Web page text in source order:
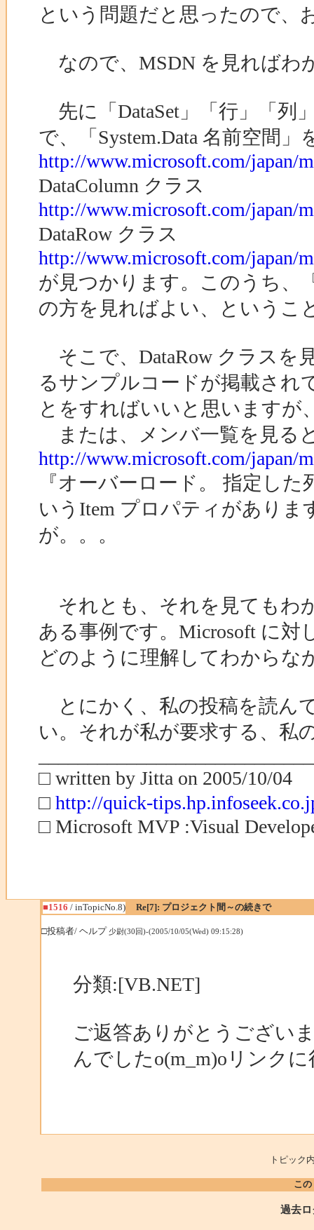
という問題だと思ったので、
なので、MSDN を見ればわ
先に「DataSet」「行」「列
で、「System.Data 名前空間」
http://www.microsoft.com/japan/
DataColumn クラス
http://www.microsoft.com/japan/
DataRow クラス
http://www.microsoft.com/japan/
が見つかります。このうち、
の方を見ればよい、というこ
そこで、DataRow クラスを
るサンプルコードが掲載され
とをすればいいと思いますが
または、メンバ一覧を見る
http://www.microsoft.com/japan/
『オーバーロード。 指定し
いうItem プロパティがあり
が。。。
それとも、それを見てもわ
ある事例です。Microsoft に
どのように理解してわからな
とにかく、私の投稿を読ん
い。それが私が要求する、私
□ written by Jitta on 2005/10/04
□http://quick-
□ Microsoft MVP :Visual
■1516 / inTopicNo.8) Re[7]: プロジェクト間～の続きで
□投稿者/ ヘルプ 少尉(30回)-(2005/10/05(Wed) 09:15:28)
分類:[VB.NET]
ご返答ありがとうござい
んでしたo(m_m)oリンク
トピッ
こ
過去